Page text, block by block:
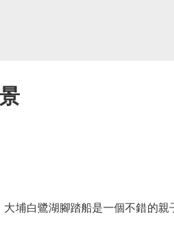
白鷺湖腳踏船是一個不錯的親